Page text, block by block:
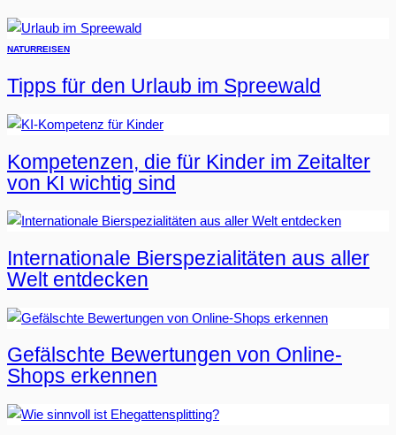
NATURREISEN
Tipps für den Urlaub im Spreewald
Kompetenzen, die für Kinder im Zeitalter
von KI wichtig sind
Internationale Bierspezialitäten aus aller
Welt entdecken
Gefälschte Bewertungen von Online-
Shops erkennen